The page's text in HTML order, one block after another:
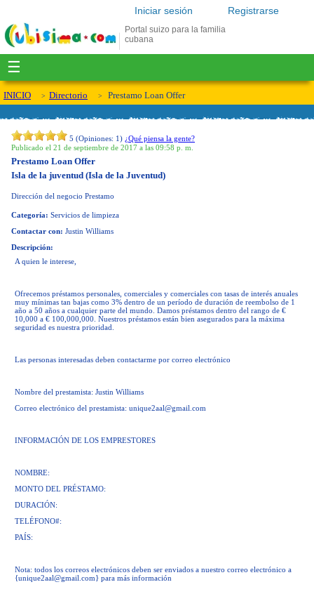
Registrarse
Iniciar sesión
Portal suizo para la familia
cubana
☰
INICIO Directorio Prestamo Loan Offer
5 (Opiniones: 1) ¿Qué piensa la gente?
Publicado el 21 de septiembre de 2017 a las 09:58 p. m.
Prestamo Loan Offer
Isla de la juventud (Isla de la Juventud)
Dirección del negocio Prestamo
Categoría: Servicios de limpieza
Contactar con: Justin Williams
Descripción:
A quien le interese,
Ofrecemos préstamos personales, comerciales y comerciales con tasas de interés anuales
muy mínimas tan bajas como 3% dentro de un período de duración de reembolso de 1
año a 50 años a cualquier parte del mundo. Damos préstamos dentro del rango de €
10,000 a € 100,000,000. Nuestros préstamos están bien asegurados para la máxima
seguridad es nuestra prioridad.
Las personas interesadas deben contactarme por correo electrónico
Nombre del prestamista: Justin Williams
Correo electrónico del prestamista: unique2aal@gmail.com
INFORMACIÓN DE LOS EMPRESTORES
NOMBRE:
MONTO DEL PRÉSTAMO:
DURACIÓN:
TELÉFONO#:
PAÍS:
Nota: todos los correos electrónicos deben ser enviados a nuestro correo electrónico a
{unique2aal@gmail.com} para más información